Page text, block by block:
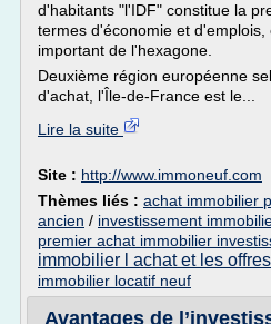
d'habitants "l'IDF" constitue la
termes d'économie et
important de l'hexagone.
Deuxième région européenne
d'achat, l'Île-de-France est le...
Lire la suite
Site : http://www.immoneuf.com
Thèmes liés : achat immobilier
ancien / investissement
premier achat immobilier
immobilier l achat et les
immobilier locatif neuf
Avantages de